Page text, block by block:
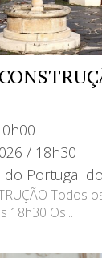
/ 18h30
do Portugal
Todos
18h30 Os...